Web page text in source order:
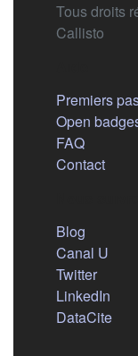
Tous droits
Callisto
Premiers
Open
FAQ
Contact
Blog
Canal U
Twitter
LinkedIn
DataCite